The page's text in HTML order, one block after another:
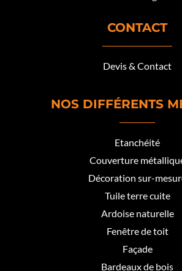
CONTACT
Devis & Contact
NOS DIFFÉRENTS
Etanchéité
Couverture
Décoration sur-
Tuile terre cuite
Ardoise naturelle
Fenêtre de toit
Façade
Bardeaux de bois